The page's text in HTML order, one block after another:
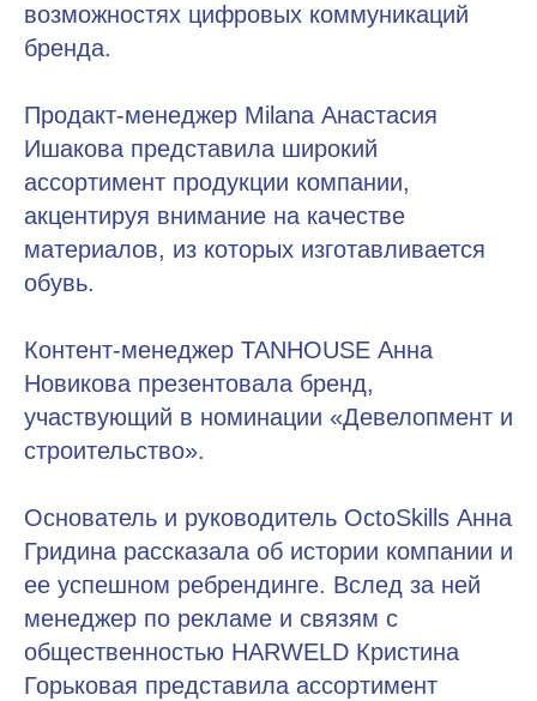
возможностях цифровых коммуникаций
бренда.
Продакт-менеджер Milana Анастасия
Ишакова представила широкий
ассортимент продукции компании,
акцентируя внимание на качестве
материалов, из которых изготавливается
обувь.
Контент-менеджер TANHOUSE Анна
Новикова презентовала бренд,
участвующий в номинации «Девелопмент и
строительство».
Основатель и руководитель OctoSkills Анна
Гридина рассказала об истории компании и
ее успешном ребрендинге. Вслед за ней
менеджер по рекламе и связям с
общественностью HARWELD Кристина
Горьковая представила ассортимент